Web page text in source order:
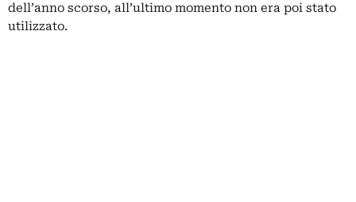
dell’anno scorso, all’ultimo momento non era poi stato
utilizzato.